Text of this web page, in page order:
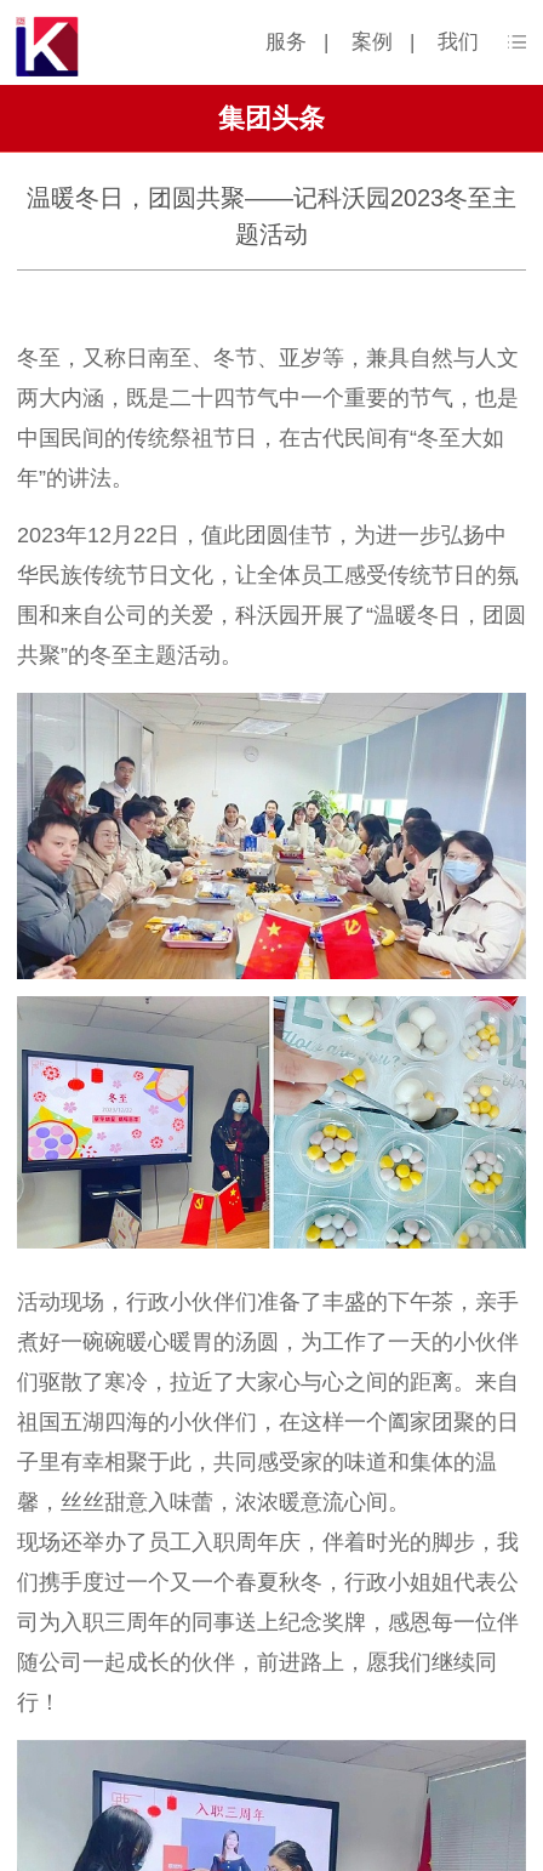
服务 | 案例 | 我们
集团头条
温暖冬日，团圆共聚——记科沃园2023冬至主
题活动
冬至，又称日南至、冬节、亚岁等，兼具自然与人文
两大内涵，既是二十四节气中一个重要的节气，也是
中国民间的传统祭祖节日，在古代民间有“冬至大如
年”的讲法。
2023年12月22日，值此团圆佳节，为进一步弘扬中
华民族传统节日文化，让全体员工感受传统节日的氛
围和来自公司的关爱，科沃园开展了“温暖冬日，团圆
共聚”的冬至主题活动。
活动现场，行政小伙伴们准备了丰盛的下午茶，亲手
煮好一碗碗暖心暖胃的汤圆，为工作了一天的小伙伴
们驱散了寒冷，拉近了大家心与心之间的距离。来自
祖国五湖四海的小伙伴们，在这样一个阖家团聚的日
子里有幸相聚于此，共同感受家的味道和集体的温
馨，丝丝甜意入味蕾，浓浓暖意流心间。
现场还举办了员工入职周年庆，伴着时光的脚步，我
们携手度过一个又一个春夏秋冬，行政小姐姐代表公
司为入职三周年的同事送上纪念奖牌，感恩每一位伴
随公司一起成长的伙伴，前进路上，愿我们继续同
行！